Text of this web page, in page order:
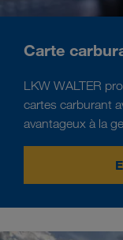
Carte
LKW WALTER
cartes carburant
avantageux à la